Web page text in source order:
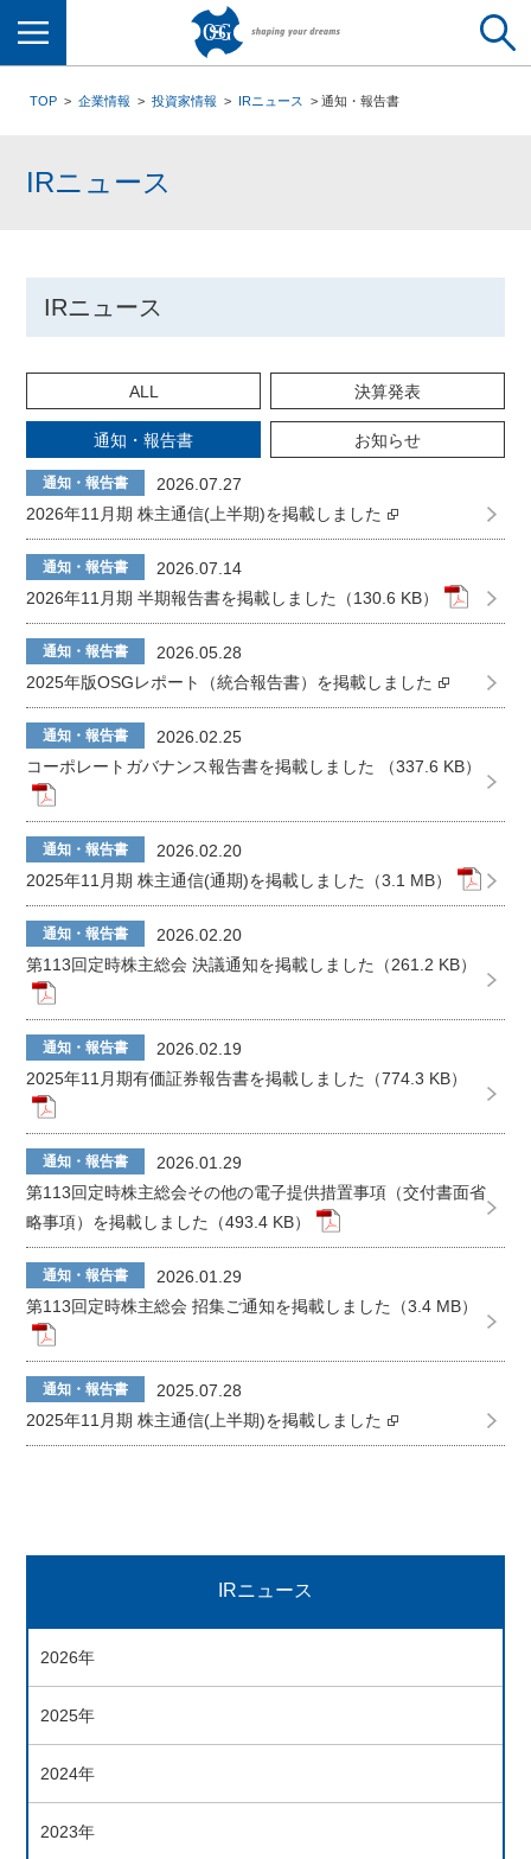
TOP 企業情報 投資家情報 IRニュース 通知・報告書
IRニュース
IRニュース
ALL 決算発表
通知・報告書 お知らせ
通知・報告書
2026.07.27
2026年11月期 株主通信(上半期)を掲載しました
通知・報告書
2026.07.14
2026年11月期 半期報告書を掲載しました（130.6 KB）
通知・報告書
2026.05.28
2025年版OSGレポート（統合報告書）を掲載しました
通知・報告書
2026.02.25
コーポレートガバナンス報告書を掲載しました （337.6 KB）
通知・報告書
2026.02.20
2025年11月期 株主通信(通期)を掲載しました（3.1 MB）
通知・報告書
2026.02.20
第113回定時株主総会 決議通知を掲載しました（261.2 KB）
通知・報告書
2026.02.19
2025年11月期有価証券報告書を掲載しました（774.3 KB）
通知・報告書
2026.01.29
第113回定時株主総会その他の電子提供措置事項（交付書面省
略事項）を掲載しました（493.4 KB）
通知・報告書
2026.01.29
第113回定時株主総会 招集ご通知を掲載しました（3.4 MB）
通知・報告書
2025.07.28
2025年11月期 株主通信(上半期)を掲載しました
IRニュース
2026年
2025年
2024年
2023年